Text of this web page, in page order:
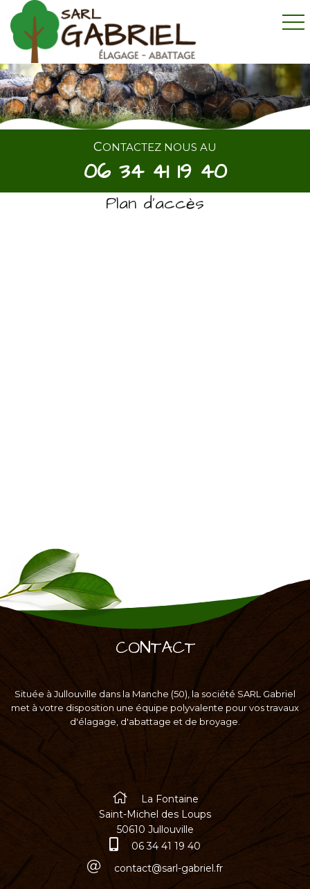
CONTACTEZ NOUS AU
06 34 41 19 40
Plan d'accès
CONTACT
Située à Jullouville dans la Manche (50), la société SARL Gabriel
met à votre disposition une équipe polyvalente pour vos travaux
d'élagage, d'abattage et de broyage.
La Fontaine
Saint-Michel des Loups
50610 Jullouville
06 34 41 19 40
contact@sarl-gabriel.fr